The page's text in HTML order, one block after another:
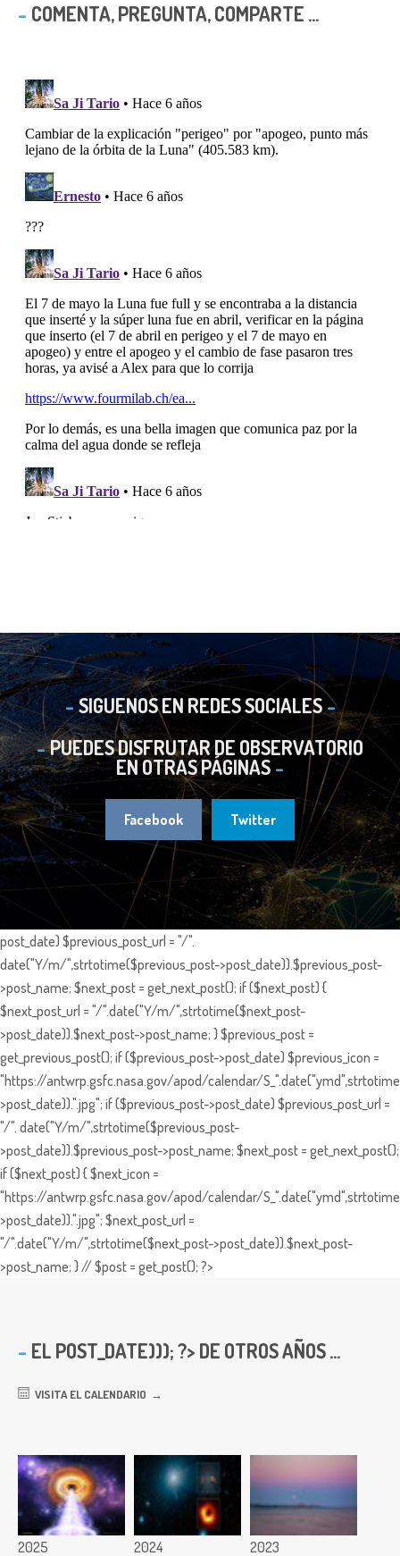
COMENTA, PREGUNTA, COMPARTE ...
SIGUENOS EN REDES SOCIALES
PUEDES DISFRUTAR DE OBSERVATORIO
EN OTRAS PÁGINAS
Facebook Twitter
post_date) $previous_post_url = "/".
date("Y/m/",strtotime($previous_post->post_date)).$previous_post-
>post_name; $next_post = get_next_post(); if ($next_post) {
$next_post_url = "/".date("Y/m/",strtotime($next_post-
>post_date)).$next_post->post_name; } $previous_post =
get_previous_post(); if ($previous_post->post_date) $previous_icon =
"https://antwrp.gsfc.nasa.gov/apod/calendar/
>post_date)).".jpg"; if ($previous_post->post_date) $previous_post_url =
"/". date("Y/m/",strtotime($previous_post-
>post_date)).$previous_post->post_name; $next_post = get_next_post();
if ($next_post) { $next_icon =
"https://antwrp.gsfc.nasa.gov/apod/calendar/
>post_date)).".jpg"; $next_post_url =
"/".date("Y/m/",strtotime($next_post->post_date)).$next_post-
>post_name; } // $post = get_post(); ?>
EL POST_DATE))); ?> DE OTROS AÑOS ...
VISITA EL CALENDARIO
2025 2024 2023